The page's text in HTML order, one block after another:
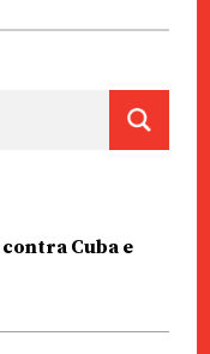
contra Cuba e